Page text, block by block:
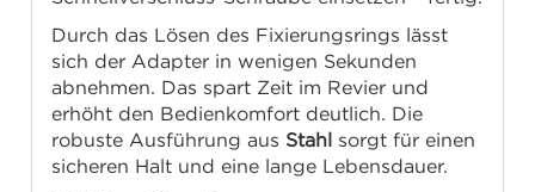
Durch das Lösen des Fixierungsrings lässt
sich der Adapter in wenigen Sekunden
abnehmen. Das spart Zeit im Revier und
erhöht den Bedienkomfort deutlich. Die
robuste Ausführung aus Stahl sorgt für einen
sicheren Halt und eine lange Lebensdauer.